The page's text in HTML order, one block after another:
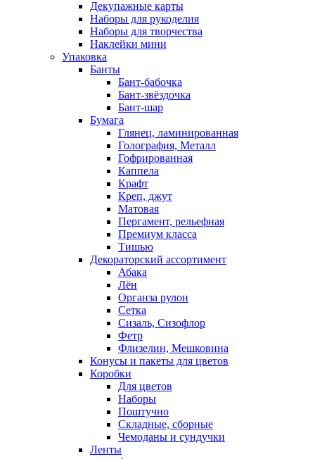
Декупажные карты
Наборы для рукоделия
Наборы для творчества
Наклейки мини
Упаковка
Банты
Бант-бабочка
Бант-звёздочка
Бант-шар
Бумага
Глянец, ламинированная
Голография, Металл
Гофрированная
Каппела
Крафт
Креп, джут
Матовая
Пергамент, рельефная
Премиум класса
Тишью
Декораторский ассортимент
Абака
Лён
Органза рулон
Сетка
Сизаль, Сизофлор
Фетр
Флизелин, Мешковина
Конусы и пакеты для цветов
Коробки
Для цветов
Наборы
Поштучно
Складные, сборные
Чемоданы и сундучки
Ленты